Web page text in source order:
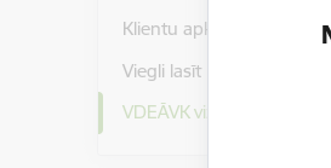
Klientu apkalpošanas
Viegli lasīt
VDEĀVK vizuālā identitāte